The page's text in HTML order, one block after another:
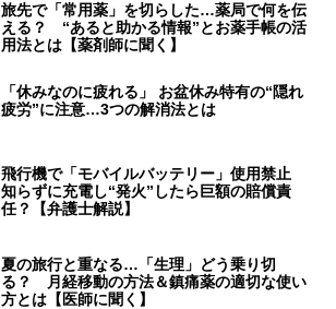
旅先で「常用薬」を切らした…薬局で何を伝
える？ “あると助かる情報”とお薬手帳の活
用法とは【薬剤師に聞く】
「休みなのに疲れる」 お盆休み特有の“隠れ
疲労”に注意…3つの解消法とは
飛行機で「モバイルバッテリー」使用禁止
知らずに充電し“発火”したら巨額の賠償責
任？【弁護士解説】
夏の旅行と重なる…「生理」どう乗り切
る？ 月経移動の方法＆鎮痛薬の適切な使い
方とは【医師に聞く】